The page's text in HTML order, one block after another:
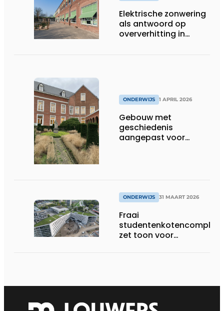
Elektrische zonwering
als antwoord op
oververhitting in
ONDERWIJS 1 APRIL 2026
Gebouw met
geschiedenis
aangepast voor
ONDERWIJS 31 MAART 2026
Fraai
studentenkotencomplex
zet toon voor